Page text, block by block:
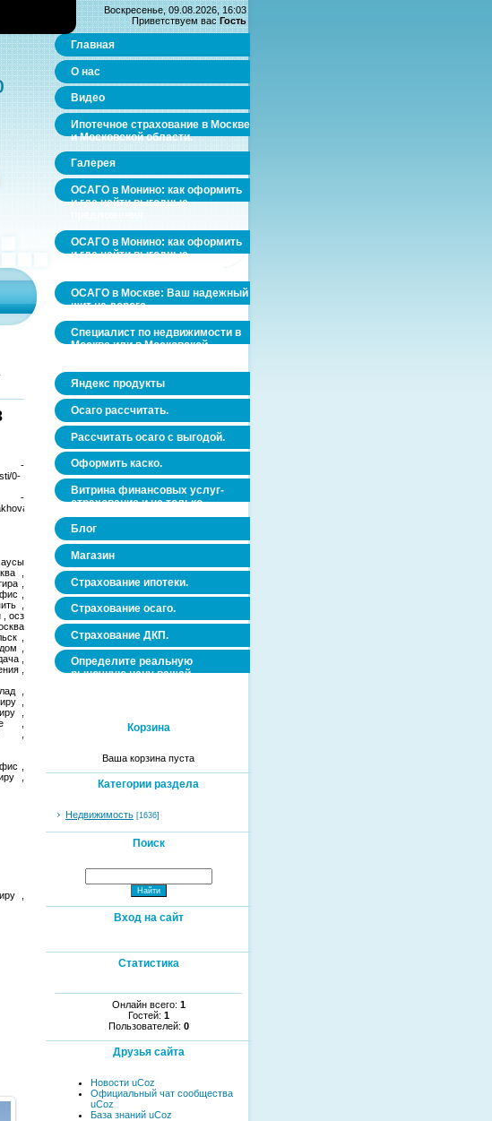
0-
-
0-
,
,
,
,
, осз
,
,
,
,
,
,
,
,
,
,
,
,
Воскресенье, 09.08.2026, 16:03
Приветствуем вас Гость
Главная
О нас
Видео
Ипотечное страхование в Москве
и Московской области.
Галерея
ОСАГО в Монино: как оформить
и где найти выгодные
ОСАГО в Монино: как оформить
и где найти выгодные
ОСАГО в Москве: Ваш надежный
щит на дороге
Специалист по недвижимости в
Москве или в Московской
Яндекс продукты
Осаго рассчитать.
Рассчитать осаго с выгодой.
Оформить каско.
Витрина финансовых услуг-
страхование и не только.
Блог
Магазин
Страхование ипотеки.
Страхование осаго.
Страхование ДКП.
Определите реальную
рыночную цену вашей
Корзина
Ваша корзина пуста
Категории раздела
Недвижимость [1636]
Поиск
Вход на сайт
Статистика
Онлайн всего: 1
Гостей: 1
Пользователей: 0
Друзья сайта
Новости uCoz
Официальный чат сообщества
uCoz
База знаний uCoz